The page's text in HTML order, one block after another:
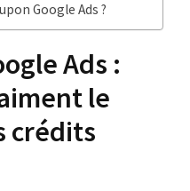
Google Ads ?
Ads :
le
crédits